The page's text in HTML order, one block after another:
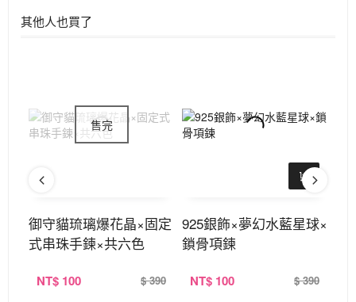
其他人也買了
御守貓琉璃爆花晶×固定
式串珠手鍊×共六色
NT$ 100 $ 390
925銀飾×夢幻水藍星球×
鎖骨項鍊
NT$ 100 $ 390